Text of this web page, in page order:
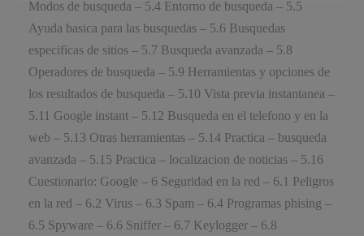
Modos de busqueda – 5.4 Entorno de busqueda – 5.5
Ayuda basica para las busquedas – 5.6 Busquedas
especificas de sitios – 5.7 Busqueda avanzada – 5.8
Operadores de busqueda – 5.9 Herramientas y opciones de
los resultados de busqueda – 5.10 Vista previa instantanea –
5.11 Google instant – 5.12 Busqueda en el telefono y en la
web – 5.13 Otras herramientas – 5.14 Practica – busqueda
avanzada – 5.15 Practica – localizacion de noticias – 5.16
Cuestionario: Google – 6 Seguridad en la red – 6.1 Peligros
en la red – 6.2 Virus – 6.3 Spam – 6.4 Programas phising –
6.5 Spyware – 6.6 Sniffer – 6.7 Keylogger – 6.8